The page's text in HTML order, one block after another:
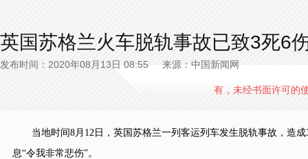
英国苏格兰火车脱轨事故已致3死6
发布时间：2020年08月13日 08:55 来源：中国新闻网
有，未经书面许可的
当地时间8月12日，英国苏格兰一列客运列车发生脱轨事故，造成
息“令我非常悲伤”。